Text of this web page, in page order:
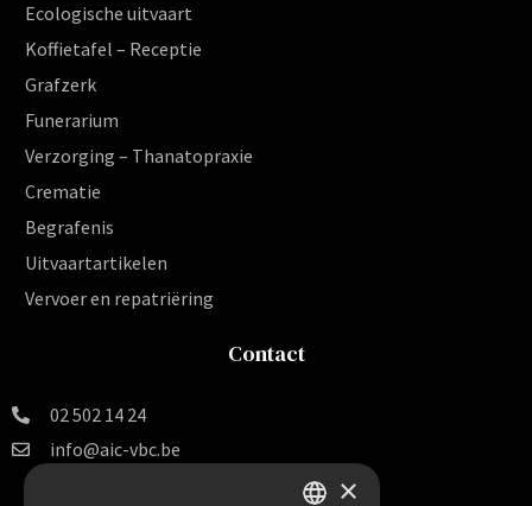
Ecologische uitvaart
Koffietafel – Receptie
Grafzerk
Funerarium
Verzorging – Thanatopraxie
Crematie
Begrafenis
Uitvaartartikelen
Vervoer en repatriëring
Contact
02 502 14 24
info@aic-vbc.be
×